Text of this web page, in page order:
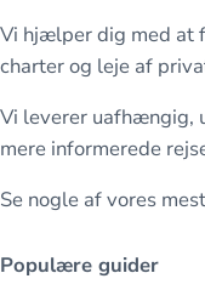
Vi hjælper dig med at
charter og leje af
Vi leverer uafhængig,
mere informerede
Se nogle af vores
Populære guider